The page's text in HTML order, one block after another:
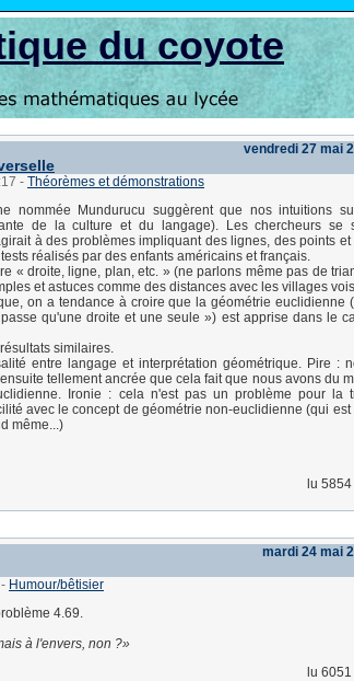
du coyote
vendredi 27 mai
- Théorèmes et démonstrations
nommée Mundurucu suggèrent que nos intuitions
de la culture et du langage). Les chercheurs se
à des problèmes impliquant des lignes, des points et
réalisés par des enfants américains et français.
« droite, ligne, plan, etc. » (ne parlons même pas de
et astuces comme des distances avec les villages
on a tendance à croire que la géométrie euclidienne
qu'une droite et une seule ») est apprise dans le
similaires.
entre langage et interprétation géométrique. Pire :
tellement ancrée que cela fait que nous avons du
Ironie : cela n'est pas un problème pour la
avec le concept de géométrie non-euclidienne (qui est
même...)
lu
mardi 24 mai
- Humour/bêtisier
4.69.
à l'envers, non ?
lu